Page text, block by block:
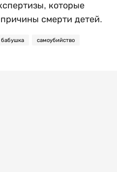
которые
смерти детей.
бабушка самоубийство